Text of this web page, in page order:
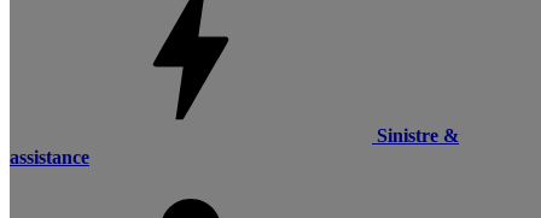
Sinistre &
assistance